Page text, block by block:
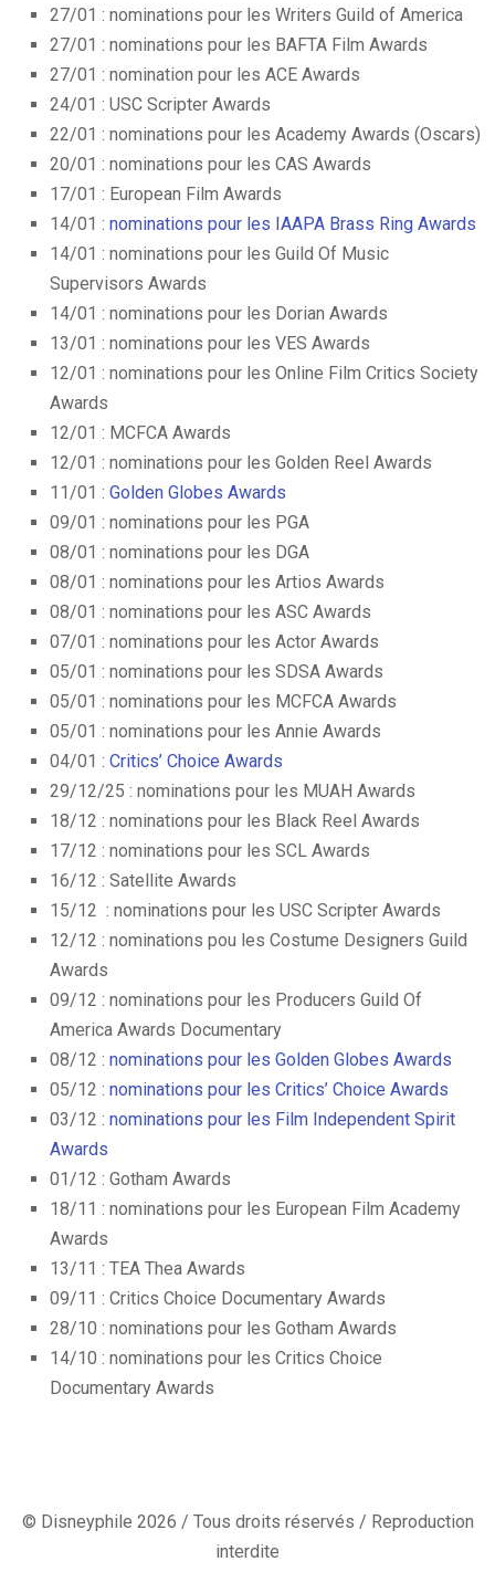
27/01 : nominations pour les Writers Guild of America
27/01 : nominations pour les BAFTA Film Awards
27/01 : nomination pour les ACE Awards
24/01 : USC Scripter Awards
22/01 : nominations pour les Academy Awards (Oscars)
20/01 : nominations pour les CAS Awards
17/01 : European Film Awards
14/01 : nominations pour les IAAPA Brass Ring Awards
14/01 : nominations pour les Guild Of Music
Supervisors Awards
14/01 : nominations pour les Dorian Awards
13/01 : nominations pour les VES Awards
12/01 : nominations pour les Online Film Critics Society
Awards
12/01 : MCFCA Awards
12/01 : nominations pour les Golden Reel Awards
11/01 : Golden Globes Awards
09/01 : nominations pour les PGA
08/01 : nominations pour les DGA
08/01 : nominations pour les Artios Awards
08/01 : nominations pour les ASC Awards
07/01 : nominations pour les Actor Awards
05/01 : nominations pour les SDSA Awards
05/01 : nominations pour les MCFCA Awards
05/01 : nominations pour les Annie Awards
04/01 : Critics’ Choice Awards
29/12/25 : nominations pour les MUAH Awards
18/12 : nominations pour les Black Reel Awards
17/12 : nominations pour les SCL Awards
16/12 : Satellite Awards
15/12 : nominations pour les USC Scripter Awards
12/12 : nominations pou les Costume Designers Guild
Awards
09/12 : nominations pour les Producers Guild Of
America Awards Documentary
08/12 : nominations pour les Golden Globes Awards
05/12 : nominations pour les Critics’ Choice Awards
03/12 : nominations pour les Film Independent Spirit
Awards
01/12 : Gotham Awards
18/11 : nominations pour les European Film Academy
Awards
13/11 : TEA Thea Awards
09/11 : Critics Choice Documentary Awards
28/10 : nominations pour les Gotham Awards
14/10 : nominations pour les Critics Choice
Documentary Awards
© Disneyphile 2026 / Tous droits réservés / Reproduction
interdite